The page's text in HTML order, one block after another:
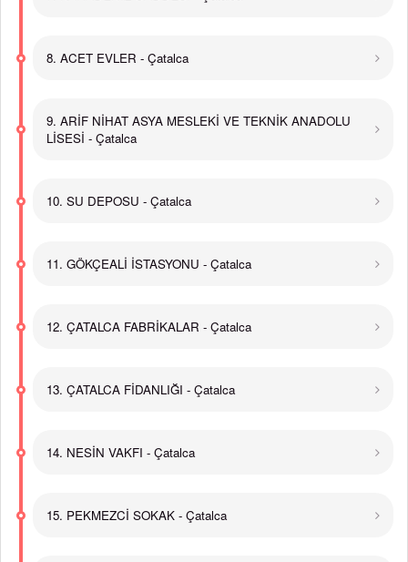
8. ACET EVLER - Çatalca
9. ARİF NİHAT ASYA MESLEKİ VE TEKNİK ANADOLU
LİSESİ - Çatalca
10. SU DEPOSU - Çatalca
11. GÖKÇEALİ İSTASYONU - Çatalca
12. ÇATALCA FABRİKALAR - Çatalca
13. ÇATALCA FİDANLIĞI - Çatalca
14. NESİN VAKFI - Çatalca
15. PEKMEZCİ SOKAK - Çatalca